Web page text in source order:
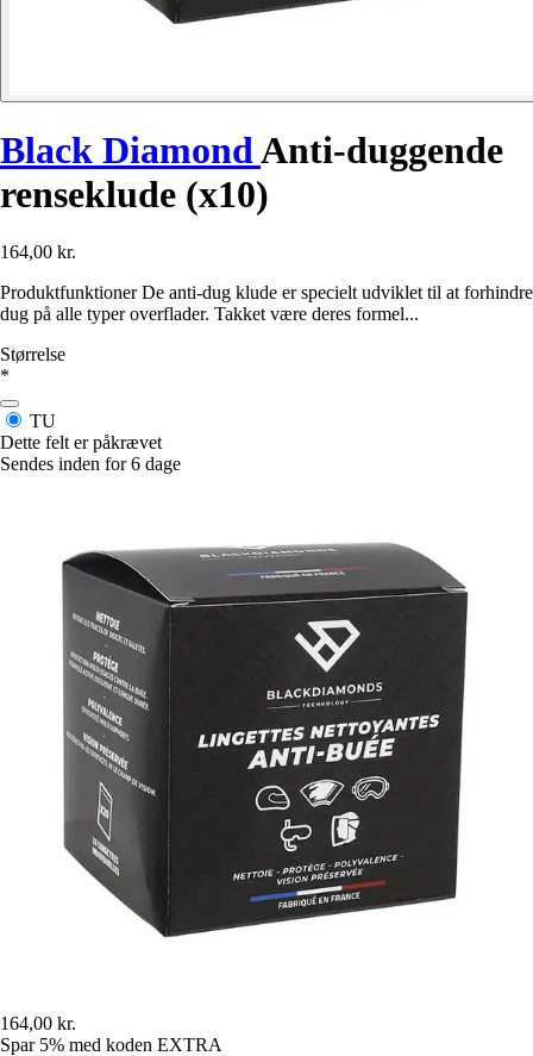
Black DiamondAnti-duggende
renseklude (x10)
164,00 kr.
Produktfunktioner De anti-dug klude er specielt udviklet til at forhindre
dug på alle typer overflader. Takket være deres formel...
Størrelse
*
TU
Dette felt er påkrævet
Sendes inden for 6 dage
164,00 kr.
Spar 5% med koden EXTRA